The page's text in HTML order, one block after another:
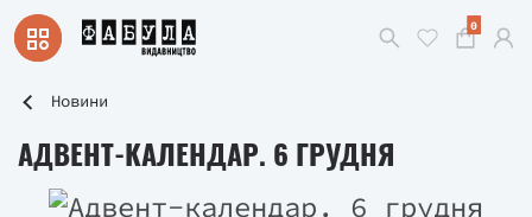
0
Новини
АДВЕНТ-КАЛЕНДАР. 6 ГРУДНЯ